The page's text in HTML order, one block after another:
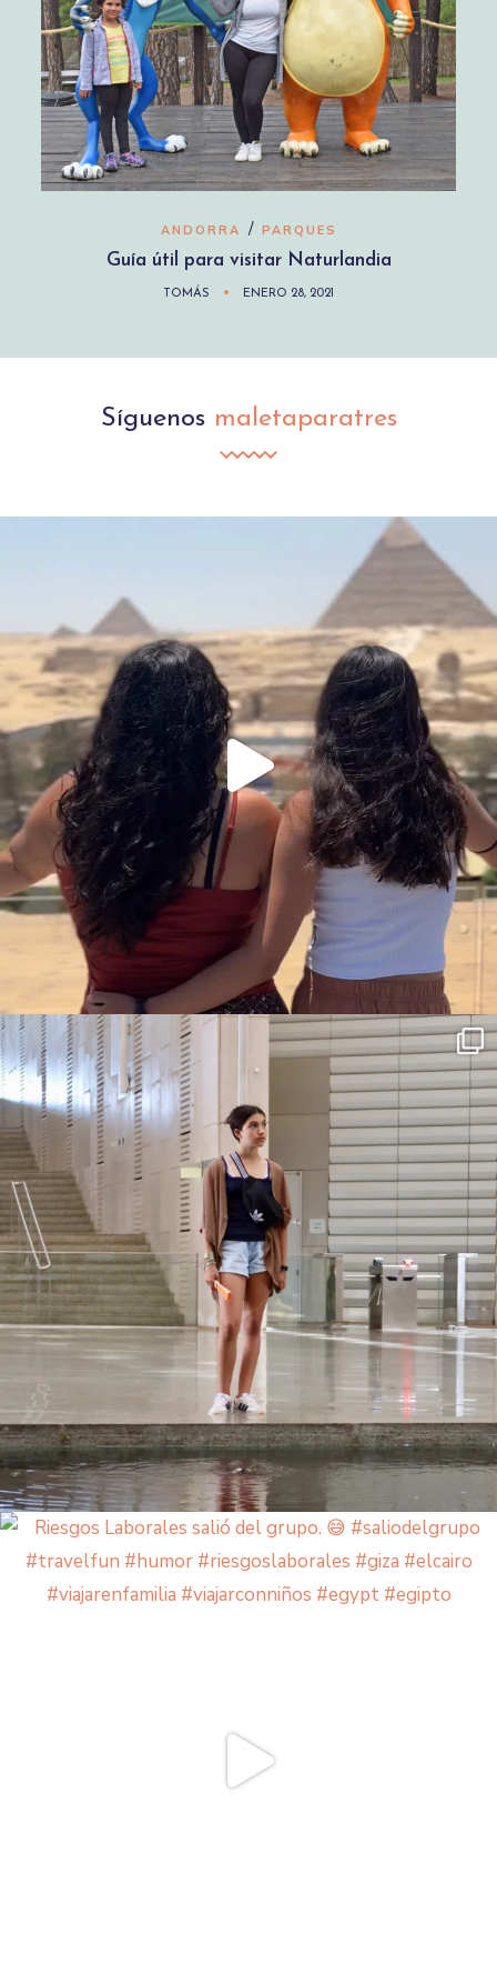
ANDORRA / PARQUES
Guía útil para visitar Naturlandia
TOMÁS ENERO 28, 2021
Síguenos maletaparatres